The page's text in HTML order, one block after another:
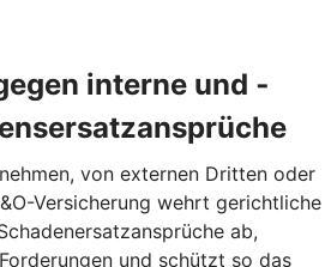
interne und
von externen Dritten oder
Versicherung wehrt gerichtliche
ab,
und schützt so das